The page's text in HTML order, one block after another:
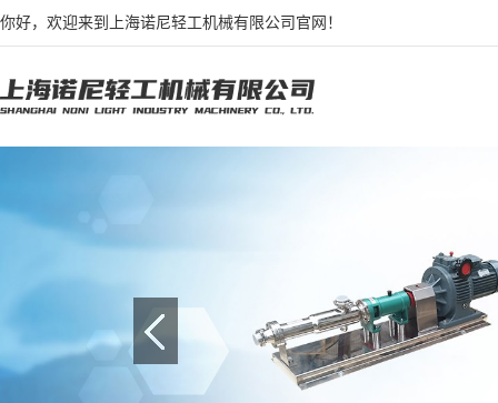
你好，欢迎来到上海诺尼轻工机械有限公司官网！